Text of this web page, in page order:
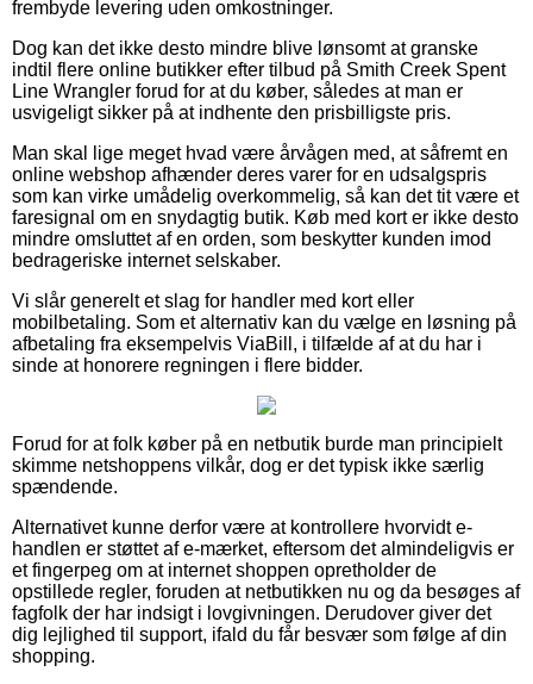
frembyde levering uden omkostninger.
Dog kan det ikke desto mindre blive lønsomt at granske
indtil flere online butikker efter tilbud på Smith Creek Spent
Line Wrangler forud for at du køber, således at man er
usvigeligt sikker på at indhente den prisbilligste pris.
Man skal lige meget hvad være årvågen med, at såfremt en
online webshop afhænder deres varer for en udsalgspris
som kan virke umådelig overkommelig, så kan det tit være et
faresignal om en snydagtig butik. Køb med kort er ikke desto
mindre omsluttet af en orden, som beskytter kunden imod
bedrageriske internet selskaber.
Vi slår generelt et slag for handler med kort eller
mobilbetaling. Som et alternativ kan du vælge en løsning på
afbetaling fra eksempelvis ViaBill, i tilfælde af at du har i
sinde at honorere regningen i flere bidder.
Forud for at folk køber på en netbutik burde man principielt
skimme netshoppens vilkår, dog er det typisk ikke særlig
spændende.
Alternativet kunne derfor være at kontrollere hvorvidt e-
handlen er støttet af e-mærket, eftersom det almindeligvis er
et fingerpeg om at internet shoppen opretholder de
opstillede regler, foruden at netbutikken nu og da besøges af
fagfolk der har indsigt i lovgivningen. Derudover giver det
dig lejlighed til support, ifald du får besvær som følge af din
shopping.